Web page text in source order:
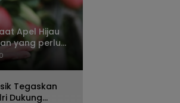
Apel Hijau
yang perlu
0
Tegaskan
Dukung